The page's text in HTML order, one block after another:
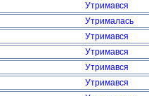
Утримався
Утрималась
Утримався
Утримався
Утримався
Утримався